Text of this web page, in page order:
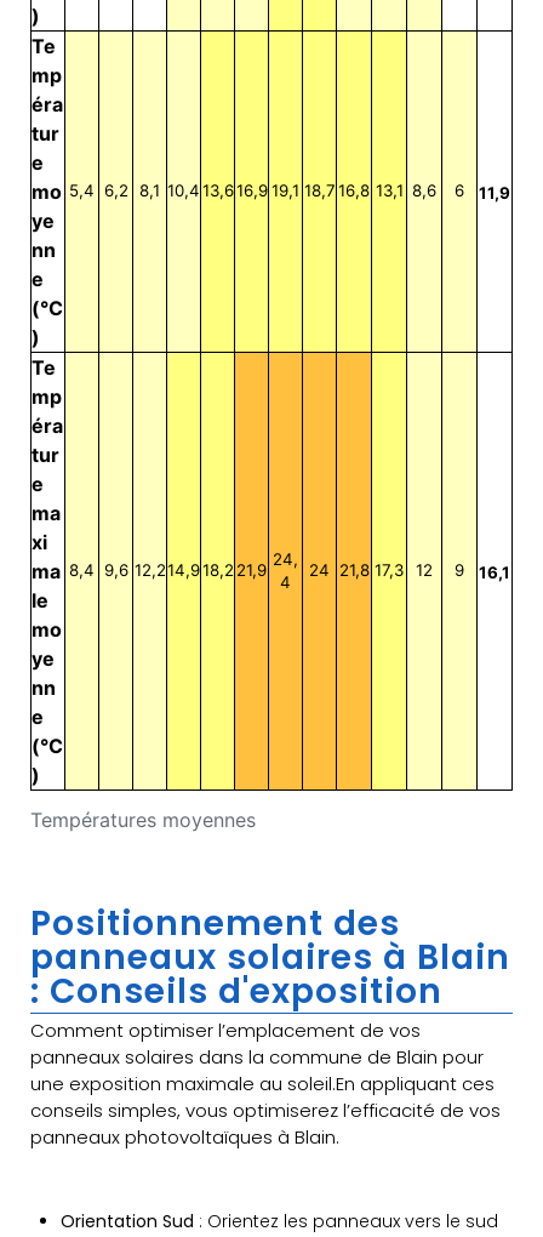
Températures moyennes
)
Te
mp
éra
tur
e
mo
ye
nn
e
(°C
)
5,4 6,2 8,1 10,413,616,9 19,1 18,716,8 13,1 8,6 6 11,9
Te
mp
éra
tur
e
ma
xi
ma
le
mo
ye
nn
e
(°C
)
8,4 9,6 12,214,918,2 21,9
24,
4
24 21,8 17,3 12 9 16,1
Positionnement des
panneaux solaires à Blain
: Conseils d'exposition
Comment optimiser l’emplacement de vos
panneaux solaires dans la commune de Blain pour
une exposition maximale au soleil.En appliquant ces
conseils simples, vous optimiserez l’efficacité de vos
panneaux photovoltaïques à Blain.
Orientation Sud : Orientez les panneaux vers le sud